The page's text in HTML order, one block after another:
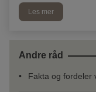
Les mer
Andre råd
Fakta og fordeler